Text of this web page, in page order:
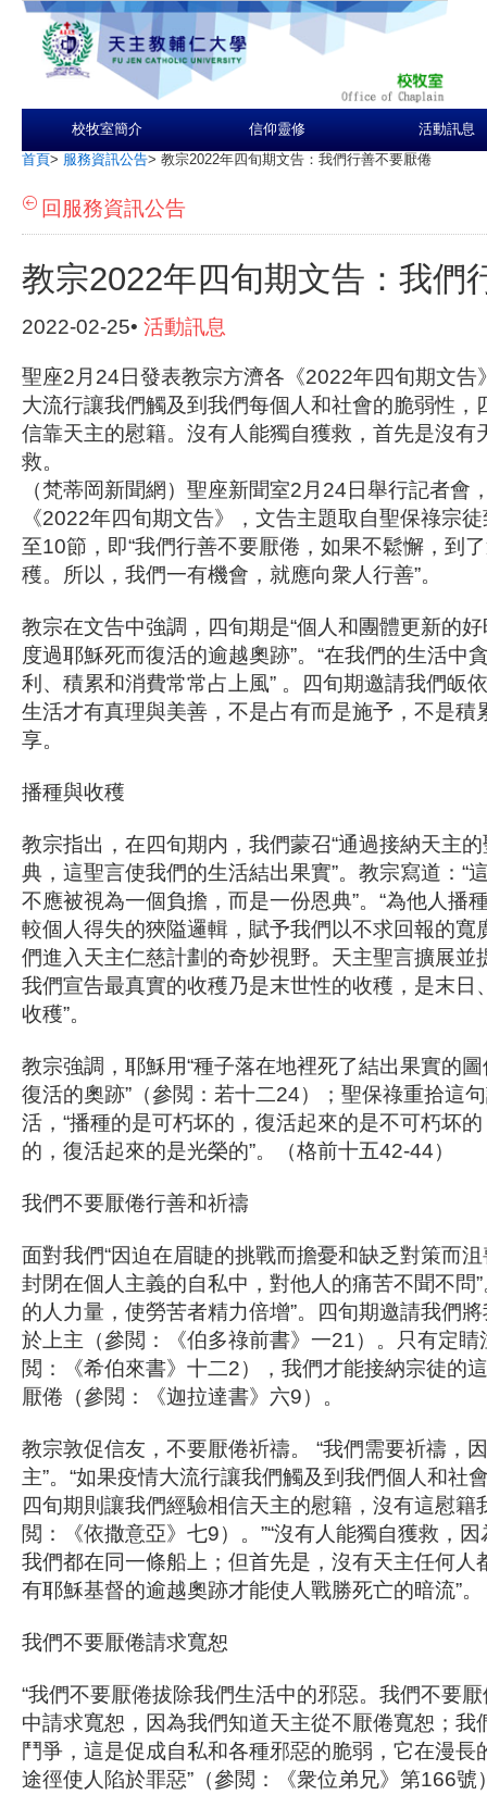
校牧室簡介 信仰靈修 活動訊息
首頁> 服務資訊公告> 教宗2022年四旬期文告：我們行善不要厭倦
回服務資訊公告
教宗2022年四旬期文告：我們
2022-02-25• 活動訊息
聖座2月24日發表教宗方濟各《2022年四旬期文告
大流行讓我們觸及到我們每個人和社會的脆弱性，
信靠天主的慰籍。沒有人能獨自獲救，首先是沒有
救。
（梵蒂岡新聞網）聖座新聞室2月24日舉行記者會
《2022年四旬期文告》，文告主題取自聖保祿宗
至10節，即“我們行善不要厭倦，如果不鬆懈，到
穫。所以，我們一有機會，就應向衆人行善”。
教宗在文告中強調，四旬期是“個人和團體更新的
度過耶穌死而復活的逾越奧跡”。“在我們的生活中
利、積累和消費常常占上風” 。四旬期邀請我們皈
生活才有真理與美善，不是占有而是施予，不是積
享。
播種與收穫
教宗指出，在四旬期内，我們蒙召“通過接納天主
典，這聖言使我們的生活結出果實”。教宗寫道：“
不應被視為一個負擔，而是一份恩典”。“為他人播
較個人得失的狹隘邏輯，賦予我們以不求回報的寬
們進入天主仁慈計劃的奇妙視野。天主聖言擴展並
我們宣告最真實的收穫乃是末世性的收穫，是末日
收穫”。
教宗強調，耶穌用“種子落在地裡死了結出果實的
復活的奧跡”（參閲：若十二24）；聖保祿重拾這
活，“播種的是可朽坏的，復活起來的是不可朽坏
的，復活起來的是光榮的”。（格前十五42-44）
我們不要厭倦行善和祈禱
面對我們“因迫在眉睫的挑戰而擔憂和缺乏對策而沮
封閉在個人主義的自私中，對他人的痛苦不聞不問
的人力量，使勞苦者精力倍增”。四旬期邀請我們
於上主（參閲：《伯多祿前書》一21）。只有定睛
閲：《希伯來書》十二2），我們才能接納宗徒的
厭倦（參閲：《迦拉達書》六9）。
教宗敦促信友，不要厭倦祈禱。 “我們需要祈禱，
主”。“如果疫情大流行讓我們觸及到我們個人和社
四旬期則讓我們經驗相信天主的慰籍，沒有這慰籍
閲：《依撒意亞》七9）。”“沒有人能獨自獲救，
我們都在同一條船上；但首先是，沒有天主任何人
有耶穌基督的逾越奧跡才能使人戰勝死亡的暗流”。
我們不要厭倦請求寬恕
“我們不要厭倦拔除我們生活中的邪惡。我們不要
中請求寬恕，因為我們知道天主從不厭倦寬恕；我
鬥爭，這是促成自私和各種邪惡的脆弱，它在漫長
途徑使人陷於罪惡”（參閲：《衆位弟兄》第166號